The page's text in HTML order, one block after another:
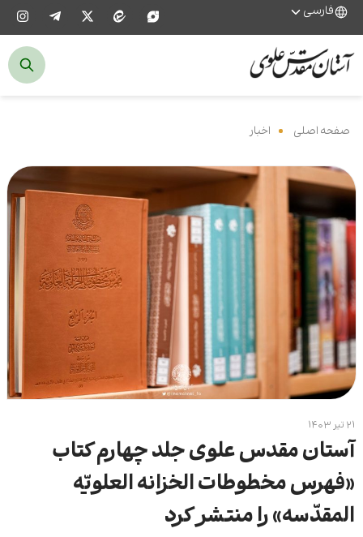
فارسی
صفحه اصلی اخبار
۲۱ تیر ۱۴۰۳
آستان مقدس علوی جلد چهارم کتاب
«فهرس مخطوطات الخزانه العلویّه
المقدّسه» را منتشر کرد